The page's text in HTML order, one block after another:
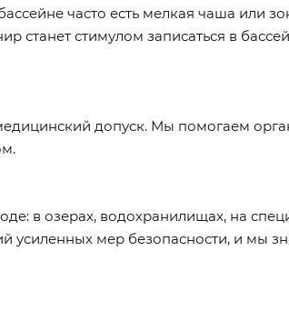
часто есть мелкая чаша или
станет стимулом записаться в
допуск. Мы помогаем
в озерах, водохранилищах, на
мер безопасности, и мы